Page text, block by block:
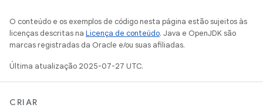
O conteúdo e os exemplos de código nesta página estão sujeitos às
licenças descritas na Licença de conteúdo. Java e OpenJDK são
marcas registradas da Oracle e/ou suas afiliadas.
Última atualização 2025-07-27 UTC.
CRIAR